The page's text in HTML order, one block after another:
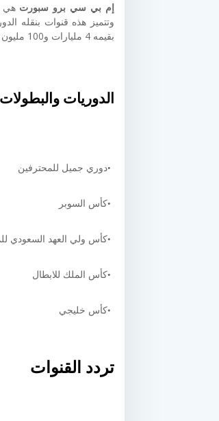
إم بي سي برو سبورت
بقيمه 4 مليارات و100 مليون ريال سعودي، أو ما يعادل 1.093 مليار دولار.
الدوريات والبطولات
دوري جميل للمحترفين
كأس السوبر
كأس ولي العهد السعودي
كأس الملك للابطال
كأس خليجي
تردد القنوات